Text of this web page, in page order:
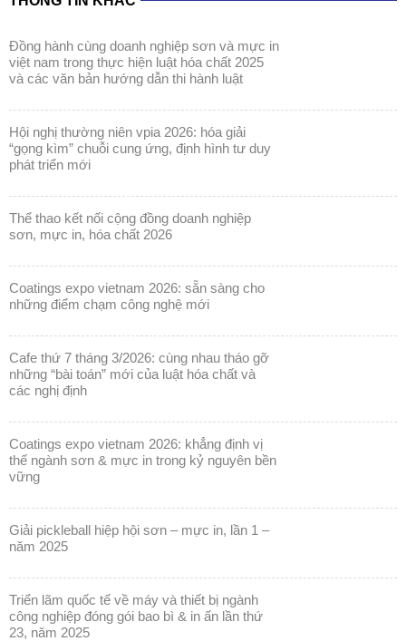
đồng hành cùng doanh nghiệp sơn và mực in
việt nam trong thực hiện luật hóa chất 2025
và các văn bản hướng dẫn thi hành luật
hội nghị thường niên vpia 2026: hóa giải
“gọng kìm” chuỗi cung ứng, định hình tư duy
phát triển mới
thể thao kết nối cộng đồng doanh nghiệp
sơn, mực in, hóa chất 2026
coatings expo vietnam 2026: sẵn sàng cho
những điểm chạm công nghệ mới
cafe thứ 7 tháng 3/2026: cùng nhau tháo gỡ
những “bài toán” mới của luật hóa chất và
các nghị định
coatings expo vietnam 2026: khẳng định vị
thế ngành sơn & mực in trong kỷ nguyên bền
vững
giải pickleball hiệp hội sơn – mực in, lần 1 –
năm 2025
triển lãm quốc tế về máy và thiết bị ngành
công nghiệp đóng gói bao bì & in ấn lần thứ
23, năm 2025